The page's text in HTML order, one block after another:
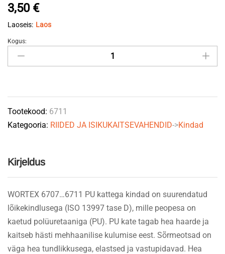
3,50 €
Laoseis: Laos
WORTEX
6711
kindad,
lõikekind
quantity
Kogus:
Tootekood: 6711
Kategooria: RIIDED JA ISIKUKAITSEVAHENDID->Kindad
Kirjeldus
WORTEX 6707…6711 PU kattega kindad on suurendatud
lõikekindlusega (ISO 13997 tase D), mille peopesa on
kaetud polüuretaaniga (PU). PU kate tagab hea haarde ja
kaitseb hästi mehhaanilise kulumise eest. Sõrmeotsad on
väga hea tundlikkusega, elastsed ja vastupidavad. Hea